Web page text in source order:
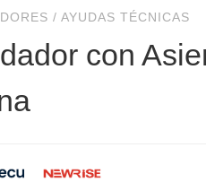
/ AYUDAS TÉCNICAS
con